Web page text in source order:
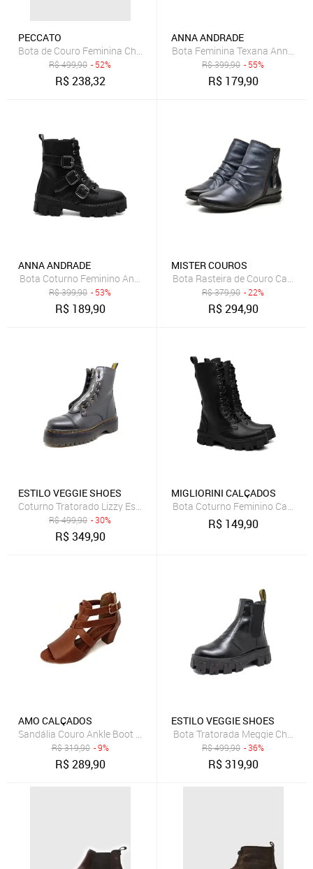
PECCATO
Bota de Couro Feminina Chelsea Cano Curto Peccato DF Farm
R$499,90 - 52%
R$238,32
ANNA ANDRADE
Bota Feminina Texana Anna
R$399,90 - 55%
R$ 179,90
ANNA ANDRADE
Bota Coturno Feminino Anna Andrade Cano Baixo Tratorado
R$399,90 - 53%
R$ 189,90
MISTER COUROS
Bota Rasteira de Couro Cano
R$379,90 - 22%
R$294,90
ESTILO VEGGIE SHOES
Coturno Tratorado Lizzy Estilo Veggie Preto
R$499,90 - 30%
R$349,90
MIGLIORINI CALÇADOS
Bota Coturno Feminino Cano
R$ 149,90
AMO CALÇADOS
Sandália Couro Ankle Boot Amo Calçados Sophia Amêndoa
R$319,90 - 9%
R$289,90
ESTILO VEGGIE SHOES
Bota Tratorada Meggie Chelsea
R$499,90 - 36%
R$319,90